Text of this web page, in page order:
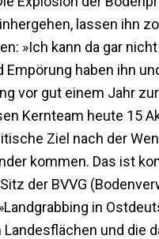
lassen ihn
»Ich kann da gar
haben ihn
vor gut einem Jahr
Kernteam heute 15
Ziel nach der
kommen. Das ist
der BVVG
in
Landesflächen und die